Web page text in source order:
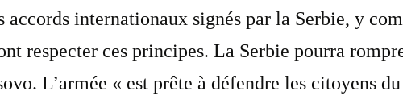
internationaux signés par la Serbie, y
respecter ces principes. La Serbie pourra
L’armée « est prête à défendre les citoyens